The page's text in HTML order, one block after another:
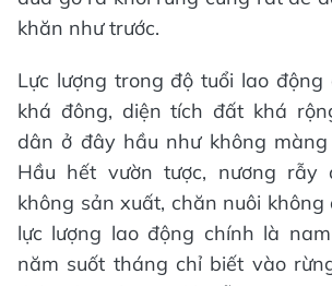
khăn như trước.
Lực lượng trong độ tuổi lao động
khá đông, diện tích đất khá
dân ở đây hầu như không
Hầu hết vườn tược, nương rẫy
không sản xuất, chăn nuôi không
lực lượng lao động chính là
năm suốt tháng chỉ biết vào